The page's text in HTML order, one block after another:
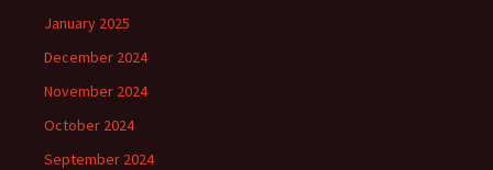
January 2025
December 2024
November 2024
October 2024
September 2024